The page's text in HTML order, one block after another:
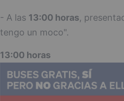
- A las 13:00 horas,
tengo un moco".
13:00 horas